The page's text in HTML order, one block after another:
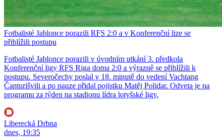
Fotbalisté Jablonce porazili RFS 2:0 a v Konferenční lize se
přiblížili postupu
Fotbalisté Jablonce porazili v úvodním utkání 3. předkola
Konferenční ligy RFS Riga doma 2:0 a výrazně se přiblížili k
postupu. Severočechy poslal v 18. minutě do vedení Vachtang
Čanturišvili a po pauze přidal pojistku Matěj Polidar. Odveta je na
programu za týden na stadionu lídra lotyšské ligy.
Liberecká Drbna
dnes, 19:35